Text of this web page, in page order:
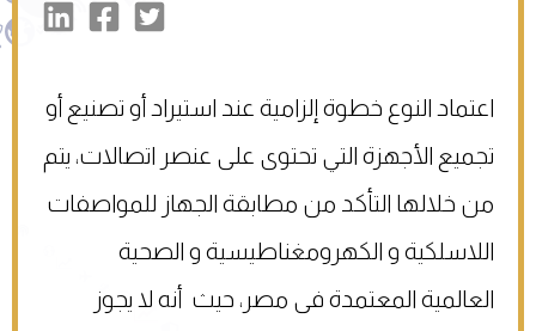
اعتماد النوع خطوة إلزامية عند استيراد أو تصنيع أو
تجميع الأجهزة التي تحتوى على عنصر اتصالات، يتم
من خلالها التأكد من مطابقة الجهاز للمواصفات
اللاسلكية و الكهرومغناطيسية و الصحية
العالمية المعتمدة فى مصر، حيث أنه لا يجوز